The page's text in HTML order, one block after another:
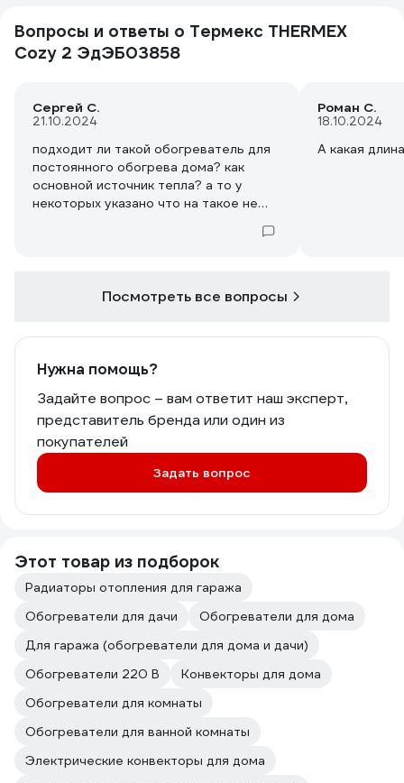
Вопросы и ответы о Термекс THERMEX
Cozy 2 ЭдЭБ03858
Сергей С.
21.10.2024
подходит ли такой обогреватель для
постоянного обогрева дома? как
основной источник тепла? а то у
некоторых указано что на такое не
Роман С.
18.10.2024
А какая
Посмотреть все вопросы
Нужна помощь?
Задайте вопрос – вам ответит наш эксперт,
представитель бренда или один из
покупателей
Задать вопрос
Этот товар из подборок
Радиаторы отопления для гаража
Обогреватели для дачи
Обогреватели для дома
Для гаража (обогреватели для дома и дачи)
Обогреватели 220 В
Конвекторы для дома
Обогреватели для комнаты
Обогреватели для ванной комнаты
Электрические конвекторы для дома